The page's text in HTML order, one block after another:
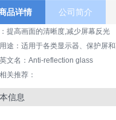
品详情 公司简介
提高画面的清晰度,减少屏幕反光
用途：适用于各类显示器、保护屏
英文名：Anti-reflection glass
相关推荐：
信息